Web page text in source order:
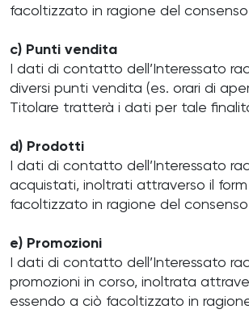
facoltizzato in ragione del
c) Punti vendita
I dati di contatto dell’Interessato
diversi punti vendita (es. orari di
Titolare tratterà i dati per tale
d) Prodotti
I dati di contatto dell’Interessato
acquistati, inoltrati attraverso il
facoltizzato in ragione del
e) Promozioni
I dati di contatto dell’Interessato
promozioni in corso, inoltrata
essendo a ciò facoltizzato in